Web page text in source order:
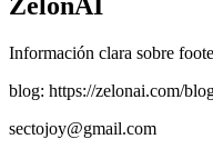
ZelonAI
Información clara sobre
blog: https://zelonai.com/
sectojoy@gmail.com